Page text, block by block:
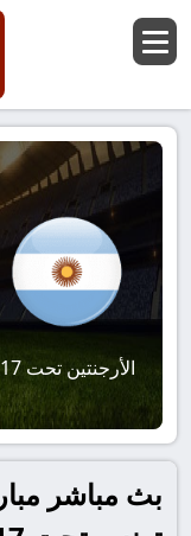
الأرجنتين تحت 17